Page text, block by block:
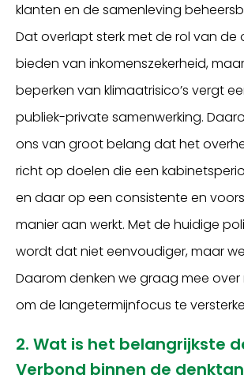
klanten en de samenleving
Dat overlapt sterk met de rol van de
bieden van inkomenszekerheid,
beperken van klimaatrisico’s vergt
publiek-private samenwerking.
ons van groot belang dat het
richt op doelen die een
en daar op een consistente en
manier aan werkt. Met de huidige
wordt dat niet eenvoudiger, maar
Daarom denken we graag mee over
om de langetermijnfocus te
2. Wat is het belangrijkste
Verbond binnen de